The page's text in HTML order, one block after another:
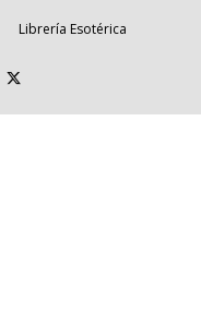
Librería Esotérica